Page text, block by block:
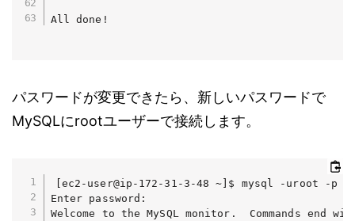
パスワードが変更できたら、新しいパスワードで
MySQLにrootユーザーで接続します。
[ec2-user@ip-172-31-3-48 ~]$ mysql -uroot -p
Enter password:
Welcome to the MySQL monitor.  Commands end